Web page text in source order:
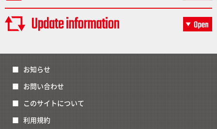
お知らせ
お問い合わせ
このサイトについて
利用規約